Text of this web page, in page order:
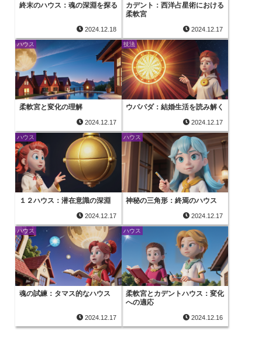
終末のハウス：魂の深淵を探る
2024.12.18
カデント：西洋占星術における
柔軟宮
2024.12.17
ハウス
柔軟宮と変化の理解
2024.12.17
技法
ウパパダ：結婚生活を読み解く
2024.12.17
ハウス
１２ハウス：潜在意識の深淵
2024.12.17
ハウス
神秘の三角形：終焉のハウス
2024.12.17
ハウス
魂の試練：タマス的なハウス
2024.12.17
ハウス
柔軟宮とカデントハウス：変化
への適応
2024.12.16